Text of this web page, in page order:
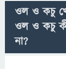
ওল ও কচু
ওল ও কচু
না?